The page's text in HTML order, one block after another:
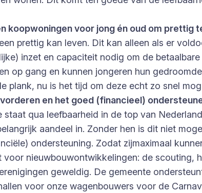
koopwoningen voor jong én oud om prettig
prettig kan leven. Dit kan alleen als er
inzet en capaciteit nodig om de
op gang en kunnen jongeren hun
plank, nu is het tijd om deze echt zo snel
en het goed (financieel)
qua leefbaarheid in de top van
aandeel in. Zonder hen is dit niet
ondersteuning. Zodat zijmaximaal
nieuwbouwontwikkelingen: de scouting,
geweldig. De gemeente
voor onze wagenbouwers voor de